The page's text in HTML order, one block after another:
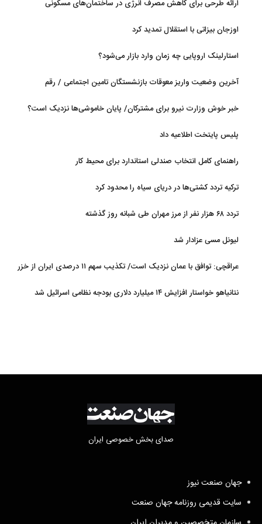
ارائه طرحی برای کاهش مصرف انرژی در ساختمان‌های مسکونی
اوزجان بیزاتی با استقلال تمدید کرد
استارلینک اروپایی چه زمان وارد بازار می‌شود؟
آخرین وضعیت واریز معوقات بازنشستگان تامین اجتماعی / رقم
خبر خوش وزارت نیرو برای مشترکان/ پایان خاموشی‌ها نزدیک است؟
پلیس پایتخت اطلاعیه داد
راهنمای کامل انتخاب صندلی استاندارد برای محیط کار
ترکیه تردد کشتی‌ها در دریای سیاه را محدود کرد
تردد ۶۸ هزار نفر از مرز مهران طی شبانه روز گذشته
لیونل مسی عزادار شد
عراقچی: توافق با عمان نزدیک است/ تکذیب سهم ۱۱ درصدی ایران از خزر
نتانیاهو خواستار افزایش ۱۴ میلیارد دلاری بودجه نظامی اسرائیل شد
صدای بخش خصوصی ایران
جهان صنعت نیوز
سایت قدیمی روزنامه جهان صنعت